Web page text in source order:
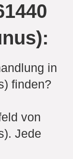
in
finden?
von
Jede